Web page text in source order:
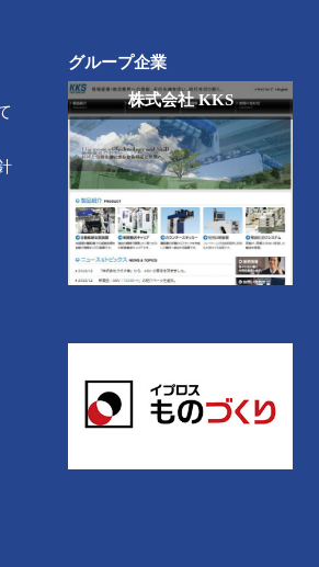
グループ企業
株式会社 KKS